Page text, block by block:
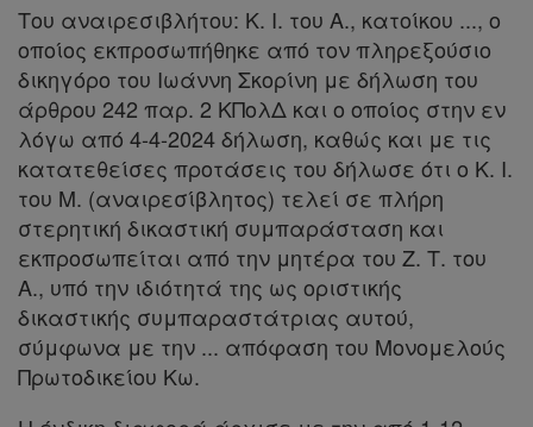
Εταιρεία
Επικοινωνία
Όροι
χρήσης
Πολιτική
απορρήτου
και
cookies
Του αναιρεσιβλήτου: Κ. Ι. του Α., κατοίκου ..., ο
οποίος εκπροσωπήθηκε από τον πληρεξούσιο
δικηγόρο του Ιωάννη Σκορίνη με δήλωση του
άρθρου 242 παρ. 2 ΚΠολΔ και ο οποίος στην εν
λόγω από 4-4-2024 δήλωση, καθώς και με τις
κατατεθείσες προτάσεις του δήλωσε ότι ο Κ. Ι.
του Μ. (αναιρεσίβλητος) τελεί σε πλήρη
στερητική δικαστική συμπαράσταση και
εκπροσωπείται από την μητέρα του Ζ. Τ. του
Α., υπό την ιδιότητά της ως οριστικής
δικαστικής συμπαραστάτριας αυτού,
σύμφωνα με την ... απόφαση του Μονομελούς
Πρωτοδικείου Κω.